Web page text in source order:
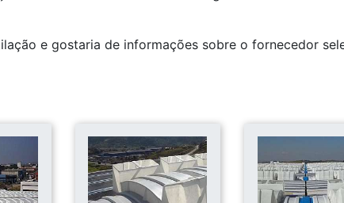
e gostaria de informações sobre o fornecedor